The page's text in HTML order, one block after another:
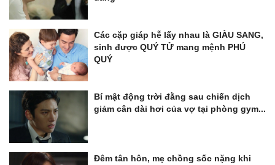
Các cặp giáp hễ lấy nhau là GIÀU SANG,
sinh được QUÝ TỬ mang mệnh PHÚ
QUÝ
Bí mật động trời đằng sau chiến dịch
giảm cân dài hơi của vợ tại phòng gym...
Đêm tân hôn, mẹ chồng sốc nặng khi